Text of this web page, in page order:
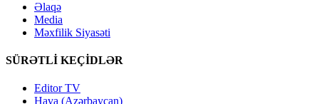
Əlaqə
Media
Məxfilik Siyasəti
SÜRƏTLİ KEÇİDLƏR
Editor TV
Hava (Azərbaycan)